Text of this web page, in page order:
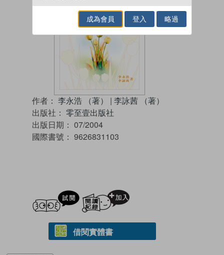
作者： 李永浩 （著） | 李詠茜 （著）
出版社： 零至壹出版社
出版日期： 07/2004
國際書號： 9626831103
試閲
借閱實體書
成為會員 登入 略過